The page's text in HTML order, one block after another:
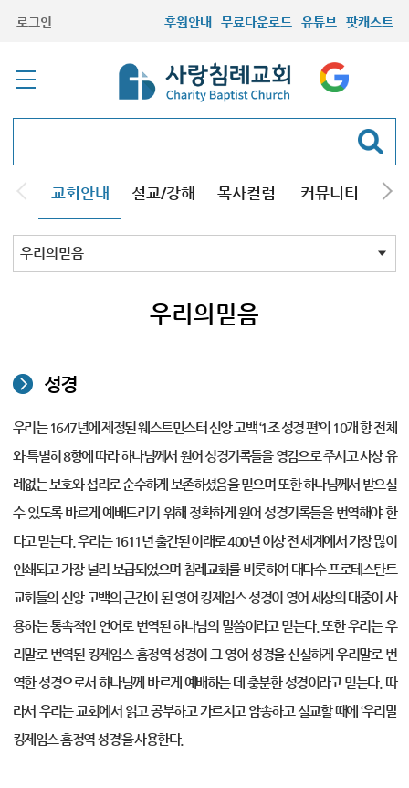
로그인 후원안내 무료다운로드 유튜브 팟캐스트
교회안내 설교/강해 목사컬럼 커뮤니티 기
교회비전
목회철학
우리의믿음
우리의믿음
성경
우리는 1647년에 제정된 웨스트민스터 신앙 고백 ‘1조 성경 편’의 10개 항 전체
와 특별히 8항에 따라 하나님께서 원어 성경기록들을 영감으로 주시고 사상 유
례없는 보호와 섭리로 순수하게 보존하셨음을 믿으며 또한 하나님께서 받으실
수 있도록 바르게 예배드리기 위해 정확하게 원어 성경기록들을 번역해야 한
다고 믿는다. 우리는 1611년 출간된 이래로 400년 이상 전 세계에서 가장 많이
인쇄되고 가장 널리 보급되었으며 침례교회를 비롯하여 대다수 프로테스탄트
교회들의 신앙 고백의 근간이 된 영어 킹제임스 성경이 영어 세상의 대중이 사
용하는 통속적인 언어로 번역된 하나님의 말씀이라고 믿는다. 또한 우리는 우
리말로 번역된 킹제임스 흠정역 성경이 그 영어 성경을 신실하게 우리말로 번
역한 성경으로서 하나님께 바르게 예배하는 데 충분한 성경이라고 믿는다. 따
라서 우리는 교회에서 읽고 공부하고 가르치고 암송하고 설교할 때에 ‘우리말
킹제임스 흠정역 성경’을 사용한다.